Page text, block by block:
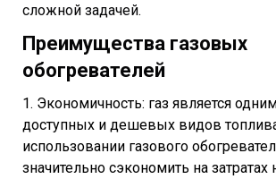
сложной задачей.
Преимущества газовых
обогревателей
1. Экономичность: газ является
доступных и дешевых видов
использовании газового
значительно сэкономить на затратах